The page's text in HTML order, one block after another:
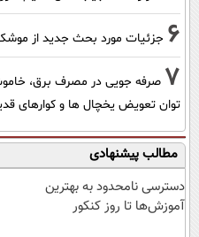
6 جزئیات مورد بحث جدید از
7 صرفه جویی در مصرف برق،
توان تعویض یخچال ها و کوارهای
مطالب پیشنهادی
دسترسی نامحدود به بهترین
آموزش‌ها تا روز کنکور